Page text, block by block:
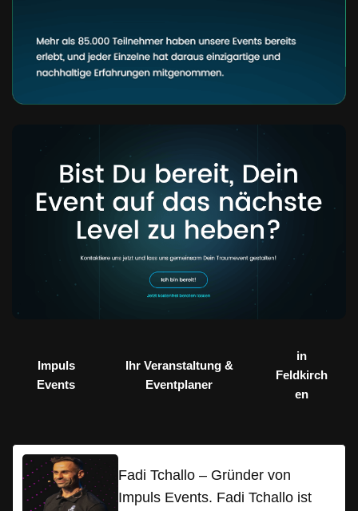
Impuls
Events
Ihr Veranstaltung &
Eventplaner
in
Feldkirch
en
Fadi Tchallo – Gründer von
Impuls Events. Fadi Tchallo ist